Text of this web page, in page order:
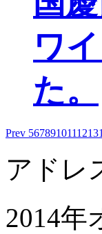
ワ
た。
Prev 5678910111213
アドレ
2014年